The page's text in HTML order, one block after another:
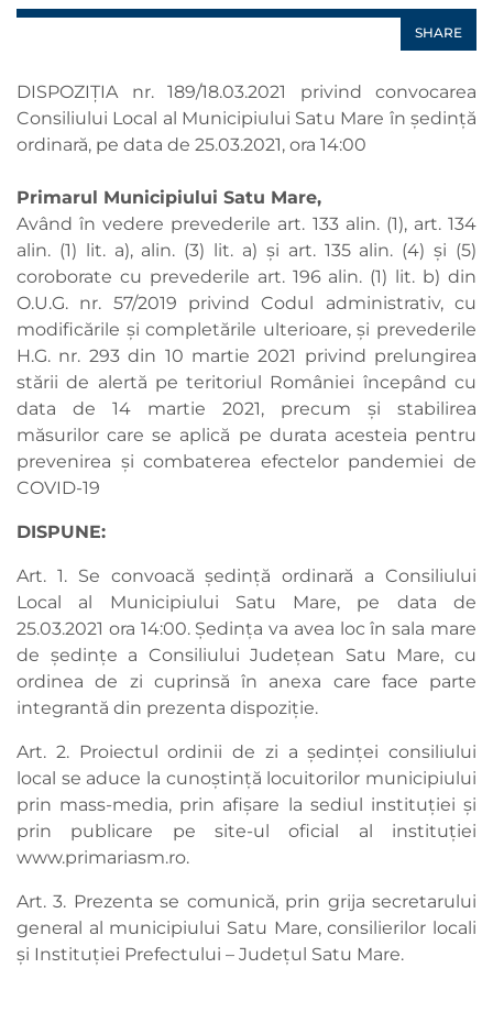
SHARE
DISPOZIŢIA nr. 189/18.03.2021 privind convocarea
Consiliului Local al Municipiului Satu Mare în ședință
ordinară, pe data de 25.03.2021, ora 14:00
Primarul Municipiului Satu Mare,
Având în vedere prevederile art. 133 alin. (1), art. 134
alin. (1) lit. a), alin. (3) lit. a) şi art. 135 alin. (4) şi (5)
coroborate cu prevederile art. 196 alin. (1) lit. b) din
O.U.G. nr. 57/2019 privind Codul administrativ, cu
modificările și completările ulterioare, și prevederile
H.G. nr. 293 din 10 martie 2021 privind prelungirea
stării de alertă pe teritoriul României începând cu
data de 14 martie 2021, precum şi stabilirea
măsurilor care se aplică pe durata acesteia pentru
prevenirea şi combaterea efectelor pandemiei de
COVID-19
DISPUNE:
Art. 1. Se convoacă ședință ordinară a Consiliului
Local al Municipiului Satu Mare, pe data de
25.03.2021 ora 14:00. Ședința va avea loc în sala mare
de ședințe a Consiliului Județean Satu Mare, cu
ordinea de zi cuprinsă în anexa care face parte
integrantă din prezenta dispoziție.
Art. 2. Proiectul ordinii de zi a ședinței consiliului
local se aduce la cunoștință locuitorilor municipiului
prin mass-media, prin afișare la sediul instituției şi
prin publicare pe site-ul oficial al instituției
www.primariasm.ro.
Art. 3. Prezenta se comunică, prin grija secretarului
general al municipiului Satu Mare, consilierilor locali
şi Instituției Prefectului – Judeţul Satu Mare.